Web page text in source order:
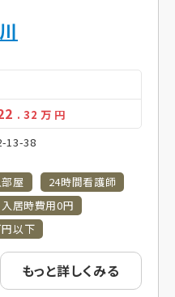
. 32 万 円
13-38
部屋
24時間看護師
入居時費用0円
以下
もっと詳しくみる